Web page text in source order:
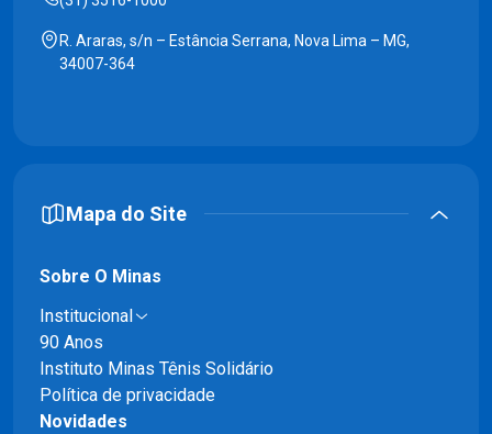
R. Araras, s/n – Estância Serrana, Nova Lima – MG,
34007-364
Mapa do Site
Sobre O Minas
Institucional
90 Anos
Instituto Minas Tênis Solidário
Política de privacidade
Novidades